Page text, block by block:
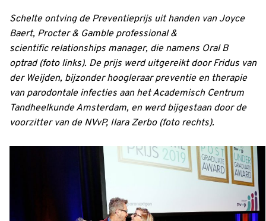
Schelte ontving de Preventieprijs uit handen van Joyce
Baert, Procter & Gamble professional &
scientific relationships manager, die namens Oral B
optrad (foto links). De prijs werd uitgereikt door Fridus van
der Weijden, bijzonder hoogleraar preventie en therapie
van parodontale infecties aan het Academisch Centrum
Tandheelkunde Amsterdam, en werd bijgestaan door de
voorzitter van de NVvP, Ilara Zerbo (foto rechts).